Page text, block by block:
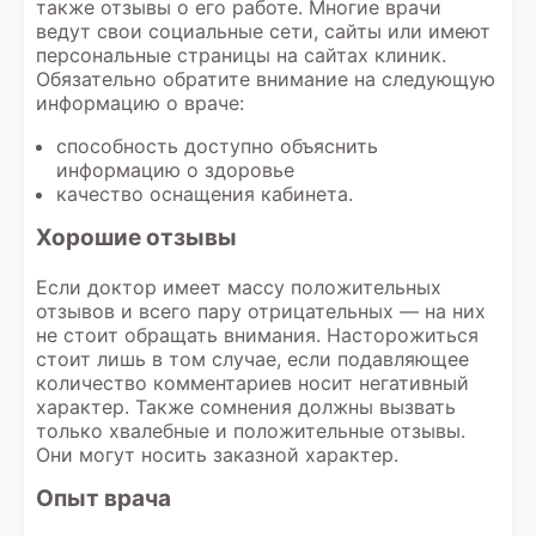
связаны с текущим приемом. Карта
прививок (если это необходимо,
например, для детей или при
определенных заболеваниях). Эти
документы могут варьироваться в
зависимости от специфики приема или
назначения врача, поэтому если у вас
есть сомнения, лучше уточнить, какие
именно документы требуются в
конкретной ситуации.
также отзывы о его работе. Многие врачи
ведут свои социальные сети, сайты или имеют
персональные страницы на сайтах клиник.
Обязательно обратите внимание на следующую
информацию о враче:
способность доступно объяснить
информацию о здоровье
качество оснащения кабинета.
Хорошие отзывы
Если доктор имеет массу положительных
отзывов и всего пару отрицательных — на них
не стоит обращать внимания. Насторожиться
стоит лишь в том случае, если подавляющее
количество комментариев носит негативный
характер. Также сомнения должны вызвать
только хвалебные и положительные отзывы.
Они могут носить заказной характер.
Опыт врача